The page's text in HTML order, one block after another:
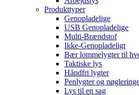
Produkttyper
Genopladelige
USB Genopladelige
Multi-Brændstof
Ikke-Genopladeligt
Bær lommelygter til
Taktiske lys
Håndfri lygter
Penlygter og
Lys til en sag